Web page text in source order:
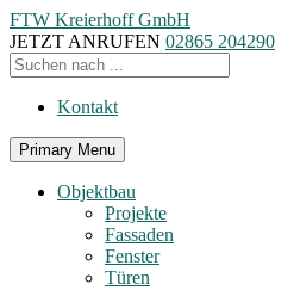
FTW Kreierhoff GmbH
JETZT ANRUFEN 02865 204290
Kontakt
Primary Menu
Objektbau
Projekte
Fassaden
Fenster
Türen